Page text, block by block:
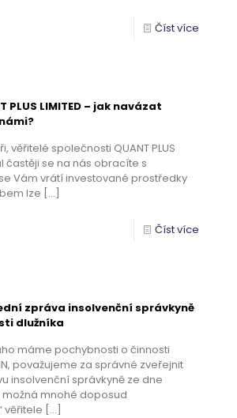
Číst více
PLUS LIMITED – jak navázat
věřitelé společnosti QUANT PLUS
častěji se na nás obracíte s
Vám vrátí investované prostředky
lze […]
Číst více
zpráva insolvenční správkyně
dlužníka
máme pochybnosti o činnosti
považujeme za správné zveřejnit
insolvenční správkyně ze dne
možná mnohé doposud
věřitele […]